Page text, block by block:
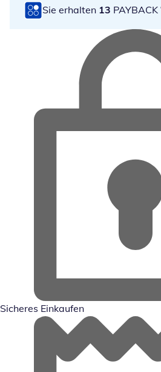
Sie erhalten 13 PAYBACK
Sicheres Einkaufen